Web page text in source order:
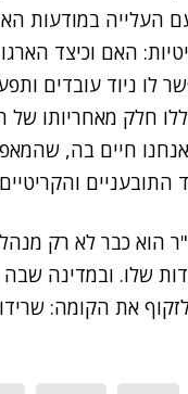
העלייה במודעות
האם וכיצד
לו ניוד עובדים
חלק מאחריותו של
חיים בה,
המנמ"ר הוא כבר
שלו. ובמדינה